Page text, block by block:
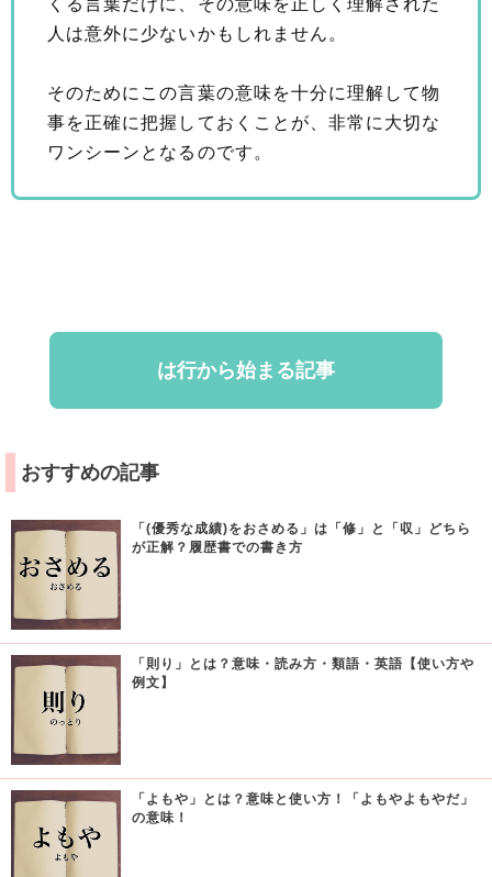
人は意外に少ないかもしれません。
そのためにこの言葉の意味を十分に理解して物
事を正確に把握しておくことが、非常に大切な
ワンシーンとなるのです。
は行から始まる記事
おすすめの記事
「(優秀な成績)をおさめる」は「修」と「収」どちら
が正解？履歴書での書き方
「則り」とは？意味・読み方・類語・英語【使い方や
例文】
「よもや」とは？意味と使い方！「よもやよもやだ」
の意味！